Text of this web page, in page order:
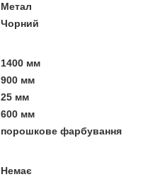
Метал
Чорний
1400 мм
900 мм
25 мм
600 мм
порошкове фарбування
Немає